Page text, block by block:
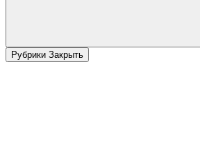
Рубрики Закрыть